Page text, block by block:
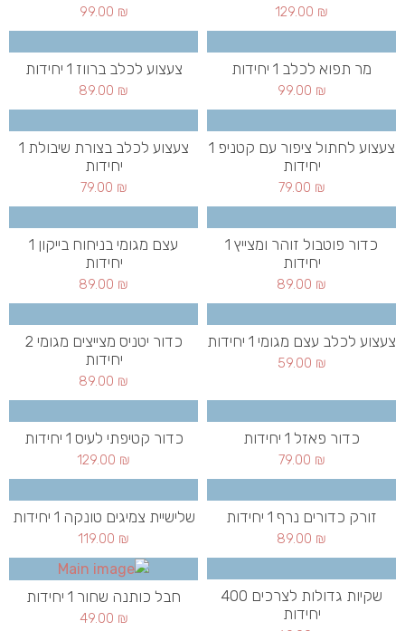
129.00 ₪
99.00 ₪
מר תפוא לכלב 1 יחידות
99.00 ₪
צעצוע לכלב ברווז 1 יחידות
89.00 ₪
צעצוע לחתול ציפור עם קטניפ 1
יחידות
79.00 ₪
צעצוע לכלב בצורת שיבולת 1
יחידות
79.00 ₪
כדור פוטבול זוהר ומצייץ 1
יחידות
89.00 ₪
עצם מגומי בניחוח בייקון 1
יחידות
89.00 ₪
צעצוע לכלב עצם מגומי 1 יחידות
59.00 ₪
כדור יטניס מצייצים מגומי 2
יחידות
89.00 ₪
כדור פאזל 1 יחידות
79.00 ₪
כדור קטיפתי לעיס 1 יחידות
129.00 ₪
זורק כדורים נרף 1 יחידות
89.00 ₪
שלישיית צמיגים טונקה 1 יחידות
119.00 ₪
שקיות גדולות לצרכים 400
יחידות
חבל כותנה שחור 1 יחידות
49.00 ₪